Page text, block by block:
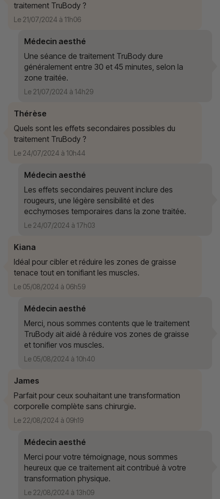
traitement TruBody ?
Le 21/07/2024 à 11h06
Médecin aesthé
Une séance de traitement TruBody dure
généralement entre 30 et 45 minutes, selon la
zone traitée.
Le 21/07/2024 à 14h29
Thérèse
Quels sont les effets secondaires possibles du
traitement TruBody ?
Le 24/07/2024 à 10h44
Médecin aesthé
Les effets secondaires peuvent inclure des
rougeurs, une légère sensibilité et des
ecchymoses temporaires dans la zone traitée.
Le 24/07/2024 à 17h03
Kiana
Idéal pour cibler et réduire les zones de graisse
tenace tout en tonifiant les muscles.
Le 05/08/2024 à 06h59
Médecin aesthé
Merci, nous sommes contents que le traitement
TruBody ait aidé à réduire vos zones de graisse
et tonifier vos muscles.
Le 05/08/2024 à 10h40
James
Parfait pour ceux souhaitant une transformation
corporelle complète sans chirurgie.
Le 22/08/2024 à 09h19
Médecin aesthé
Merci pour votre témoignage, nous sommes
heureux que ce traitement ait contribué à votre
transformation physique.
Le 22/08/2024 à 13h09